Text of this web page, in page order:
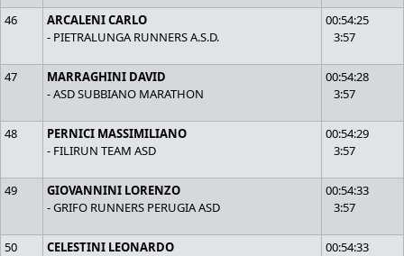
46
ARCALENI CARLO
- PIETRALUNGA RUNNERS A.S.D.
00:54:25
3:57
47
MARRAGHINI DAVID
- ASD SUBBIANO MARATHON
00:54:28
3:57
48
PERNICI MASSIMILIANO
- FILIRUN TEAM ASD
00:54:29
3:57
49
GIOVANNINI LORENZO
- GRIFO RUNNERS PERUGIA ASD
00:54:33
3:57
50 CELESTINI LEONARDO 00:54:33